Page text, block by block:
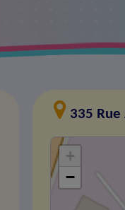
335 Rue
+
−